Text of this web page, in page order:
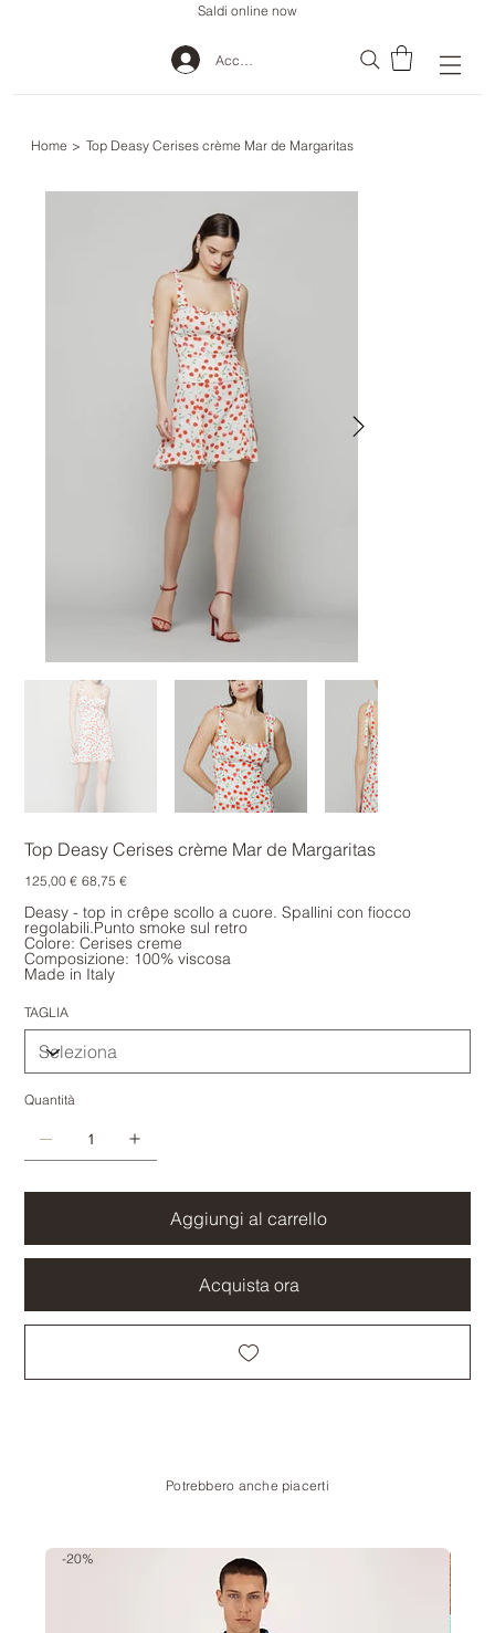
Saldi online now
Accedi
Home > Top Deasy Cerises crème Mar de Margaritas
Top Deasy Cerises crème Mar de Margaritas
Prezzo
originale
125,00 € Prezzo
scontato
68,75 €
Deasy - top in crêpe scollo a cuore. Spallini con fiocco
regolabili.Punto smoke sul retro
Colore: Cerises creme
Composizione: 100% viscosa
Made in Italy
TAGLIA
Quantità
Aggiungi al carrello
Acquista ora
Potrebbero anche piacerti
-20%